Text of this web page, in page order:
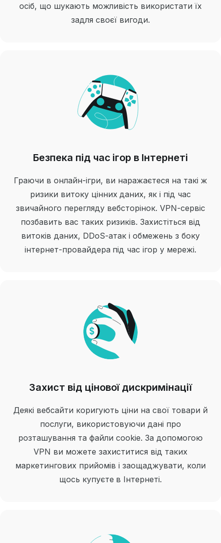
осіб, що шукають можливість використати їх
задля своєї вигоди.
Безпека під час ігор в Інтернеті
Граючи в онлайн-ігри, ви наражаєтеся на такі ж
ризики витоку цінних даних, як і під час
звичайного перегляду вебсторінок. VPN-сервіс
позбавить вас таких ризиків. Захистіться від
витоків даних, DDoS-атак і обмежень з боку
інтернет-провайдера під час ігор у мережі.
Захист від цінової дискримінації
Деякі вебсайти коригують ціни на свої товари й
послуги, використовуючи дані про
розташування та файли cookie. За допомогою
VPN ви можете захиститися від таких
маркетингових прийомів і заощаджувати, коли
щось купуєте в Інтернеті.